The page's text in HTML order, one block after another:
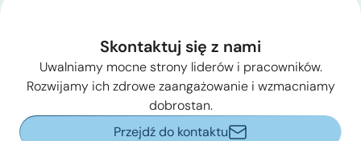
Skontaktuj się z nami
Uwalniamy mocne strony liderów i pracowników.
Rozwijamy ich zdrowe zaangażowanie i wzmacniamy
dobrostan.
Przejdź do kontaktu